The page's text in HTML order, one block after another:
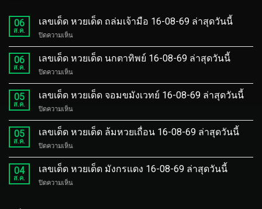
06
ส.ค.
เลขเด็ด หวยเด็ด ถล่มเจ้ามือ 16-08-69 ล่าสุดวันนี้
ปิดความเห็นบน
เลข
เด็ด
เด็ด
ถล่ม
เจ้า
69
06
ส.ค.
เลขเด็ด หวยเด็ด นกตาทิพย์ 16-08-69 ล่าสุดวันนี้
ปิดความเห็นบน
เลข
เด็ด
เด็ด
นก
ตา
69
05
ส.ค.
เลขเด็ด หวยเด็ด จอมขมังเวทย์ 16-08-69 ล่าสุดวันนี้
ปิดความเห็นบน
เลข
เด็ด
เด็ด
จอม
ขมัง
05
ส.ค.
เลขเด็ด หวยเด็ด ล้มหวยเถื่อน 16-08-69 ล่าสุดวันนี้
ปิดความเห็นบน
เลข
เด็ด
เด็ด
04
ส.ค.
เลขเด็ด หวยเด็ด มังกรแดง 16-08-69 ล่าสุดวันนี้
ปิดความเห็นบน